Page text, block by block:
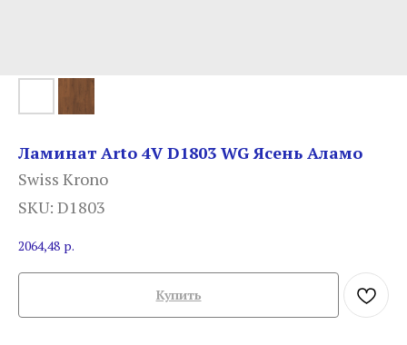
Ламинат Arto 4V D1803 WG Ясень Аламо
Swiss Krono
SKU: D1803
2064,48 р.
Купить